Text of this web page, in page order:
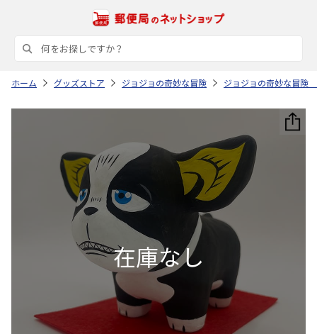
ホーム グッズストア ジョジョの奇妙な冒険 ジョジョの奇妙な冒険